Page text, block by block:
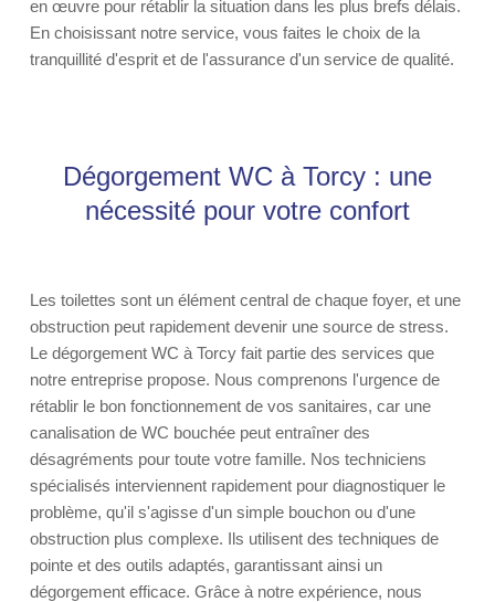
en œuvre pour rétablir la situation dans les plus brefs délais.
En choisissant notre service, vous faites le choix de la
tranquillité d'esprit et de l'assurance d'un service de qualité.
Dégorgement WC à Torcy : une
nécessité pour votre confort
Les toilettes sont un élément central de chaque foyer, et une
obstruction peut rapidement devenir une source de stress.
Le dégorgement WC à Torcy fait partie des services que
notre entreprise propose. Nous comprenons l'urgence de
rétablir le bon fonctionnement de vos sanitaires, car une
canalisation de WC bouchée peut entraîner des
désagréments pour toute votre famille. Nos techniciens
spécialisés interviennent rapidement pour diagnostiquer le
problème, qu'il s'agisse d'un simple bouchon ou d'une
obstruction plus complexe. Ils utilisent des techniques de
pointe et des outils adaptés, garantissant ainsi un
dégorgement efficace. Grâce à notre expérience, nous